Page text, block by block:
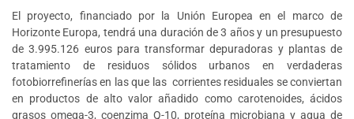
El proyecto, financiado por la Unión Europea en el marco de
Horizonte Europa, tendrá una duración de 3 años y un presupuesto
de 3.995.126 euros para transformar depuradoras y plantas de
tratamiento de residuos sólidos urbanos en verdaderas
fotobiorrefinerías en las que las corrientes residuales se conviertan
en productos de alto valor añadido como carotenoides, ácidos
grasos omega-3, coenzima Q-10, proteína microbiana y agua de